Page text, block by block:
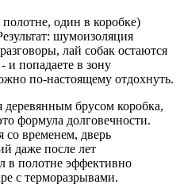
один в коробке)
шумоизоляция
лай собак остаются
и попадаете в зону
по-настоящему отдохнуть.
брусом коробка,
формула долговечности.
со временем, дверь
даже после лет
в полотне эффективно
с терморазрывами.